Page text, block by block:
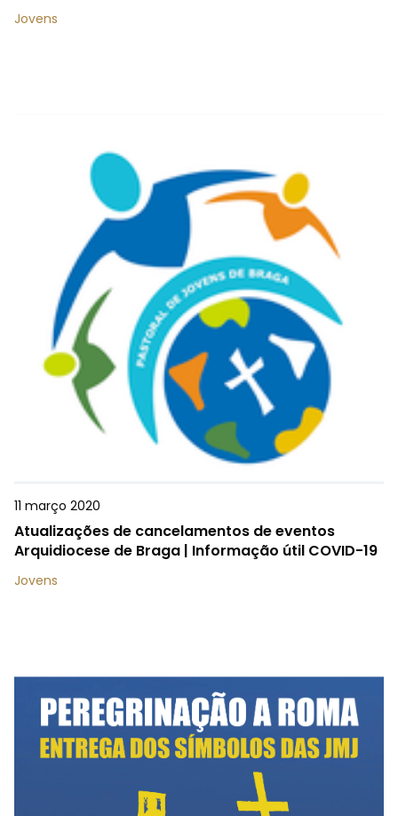
Jovens
11 março 2020
Atualizações de cancelamentos de eventos
Arquidiocese de Braga | Informação útil COVID-19
Jovens